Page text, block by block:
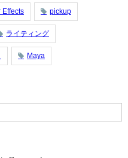
Effects pickup
ライティング
Maya